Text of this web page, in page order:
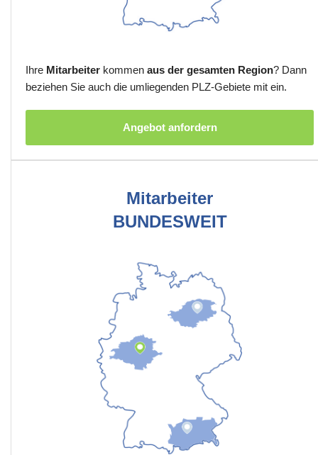
Ihre Mitarbeiter kommen aus der gesamten Region? Dann
beziehen Sie auch die umliegenden PLZ-Gebiete mit ein.
Angebot anfordern
Mitarbeiter
BUNDESWEIT